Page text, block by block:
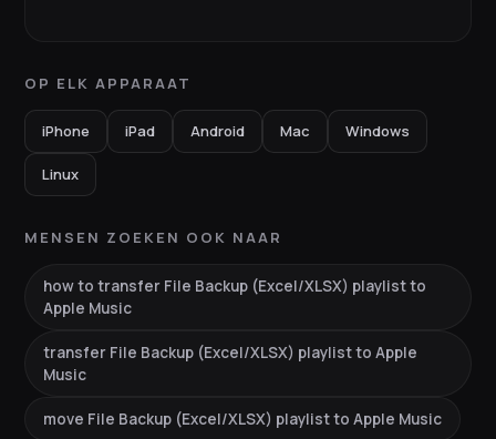
OP ELK APPARAAT
iPhone iPad Android Mac Windows
Linux
MENSEN ZOEKEN OOK NAAR
how to transfer File Backup (Excel/XLSX) playlist to
Apple Music
transfer File Backup (Excel/XLSX) playlist to Apple
Music
move File Backup (Excel/XLSX) playlist to Apple Music